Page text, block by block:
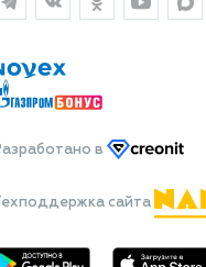
в
Техподдержка сайта